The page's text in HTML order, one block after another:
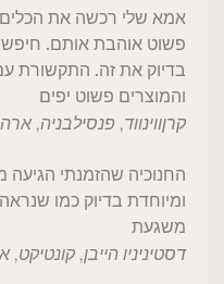
אמא שלי רכשה את הכלים
פשוט אוהבת אותם.
בדיוק את זה. התקשורת
והמוצרים פשוט יפים
קרןווינווד, פנסילבניה,
החנוכיה שהזמנתי הגיעה
ומיוחדת בדיוק כמו
משגעת
דסטיניניו הייבן,